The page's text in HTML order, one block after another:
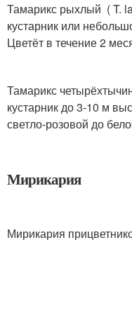
Тамарикс рыхлый ( T.
кустарник или
Цветёт в течение 2
Тамарикс
кустарник до 3-10 м
светло-розовой до
Мирикария
Мирикария